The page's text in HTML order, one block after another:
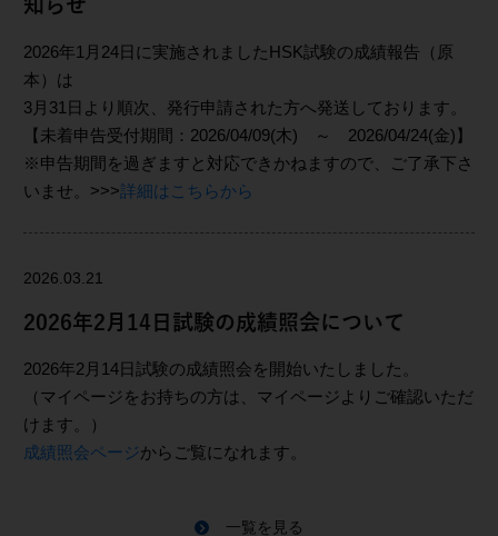
知らせ
2026年1月24日に実施されましたHSK試験の成績報告（原
本）は
3月31日より順次、発行申請された方へ発送しております。
【未着申告受付期間：2026/04/09(木) ～ 2026/04/24(金)】
※申告期間を過ぎますと対応できかねますので、ご了承下さ
いませ。>>>詳細はこちらから
2026.03.21
2026年2月14日試験の成績照会について
2026年2月14日試験の成績照会を開始いたしました。
（マイページをお持ちの方は、マイページよりご確認いただ
けます。）
成績照会ページからご覧になれます。
一覧を見る